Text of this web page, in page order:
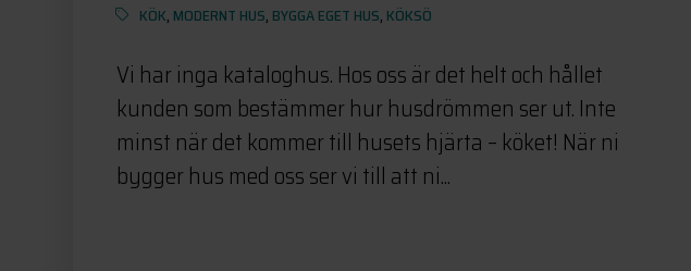
KÖK, MODERNT HUS, BYGGA EGET HUS, KÖKSÖ
Vi har inga kataloghus. Hos oss är det helt och hållet
kunden som bestämmer hur husdrömmen ser ut. Inte
minst när det kommer till husets hjärta – köket! När ni
bygger hus med oss ser vi till att ni...